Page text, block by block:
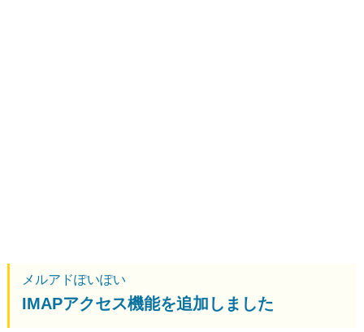
メルアドぽいぽい
IMAPアクセス機能を追加しました